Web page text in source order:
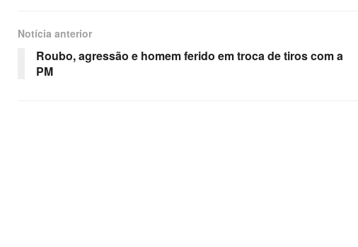
Notícia anterior
Roubo, agressão e homem ferido em troca de tiros com a
PM